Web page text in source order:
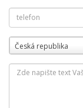
Česká republika